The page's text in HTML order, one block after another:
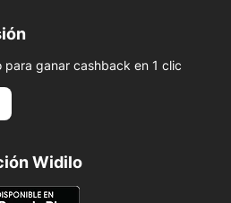
para ganar cashback en 1 clic
Widilo